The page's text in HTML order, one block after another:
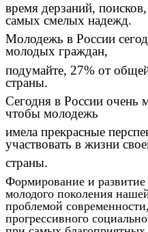
время дерзаний,
самых смелых надежд.
Молодежь в России
молодых граждан,
подумайте, 27% от
страны.
Сегодня в России очень
чтобы молодежь
имела прекрасные
участвовать в жизни
страны.
Формирование и
молодого поколения
проблемой
прогрессивного